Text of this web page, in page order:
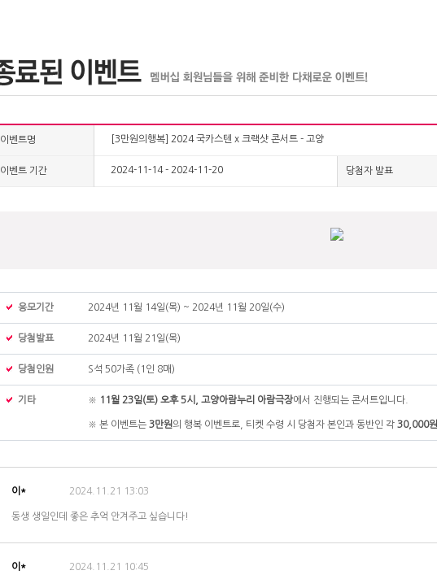
이벤트명 [3만원의행복] 2024 국카스텐 x 크랙샷 콘서트 - 고양
이벤트 기간 2024-11-14 - 2024-11-20 당첨자 발표
응모기간 2024년 11월 14일(목) ~ 2024년 11월 20일(수)
당첨발표 2024년 11월 21일(목)
당첨인원 S석 50가족 (1인 8매)
기타 ※ 11월 23일(토) 오후 5시, 고양아람누리 아람극장에서 진행되는 콘서트입니다.
※ 본 이벤트는 3만원의 행복 이벤트로, 티켓 수령 시 당첨자 본인과 동반인 각 30,000원
이* 2024.11.21 13:03
동생 생일인데 좋은 추억 안겨주고 싶습니다!
이* 2024.11.21 10:45